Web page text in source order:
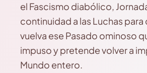
el Fascismo diabólico,
continuidad a las Luchas para
vuelva ese Pasado ominoso
impuso y pretende volver a
Mundo entero.